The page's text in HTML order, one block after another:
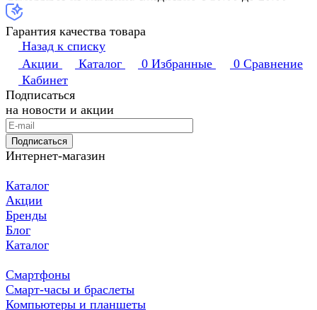
Гарантия качества товара
Назад к списку
Акции
Каталог 0 Избранные 0 Сравнение
Кабинет
Подписаться
на новости и акции
Подписаться
Интернет-магазин
Каталог
Акции
Бренды
Блог
Каталог
Смартфоны
Смарт-часы и браслеты
Компьютеры и планшеты